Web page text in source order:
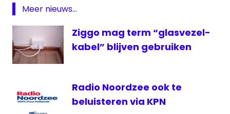
Holland
Meer nieuws...
Ziggo mag term “glasvezel-
kabel” blijven gebruiken
Radio Noordzee ook te
beluisteren via KPN